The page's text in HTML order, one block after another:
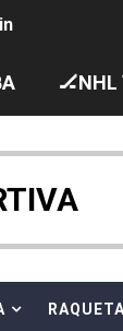
junto al
tríos en el
y
Vanity
🏒NHL
RAQUETA